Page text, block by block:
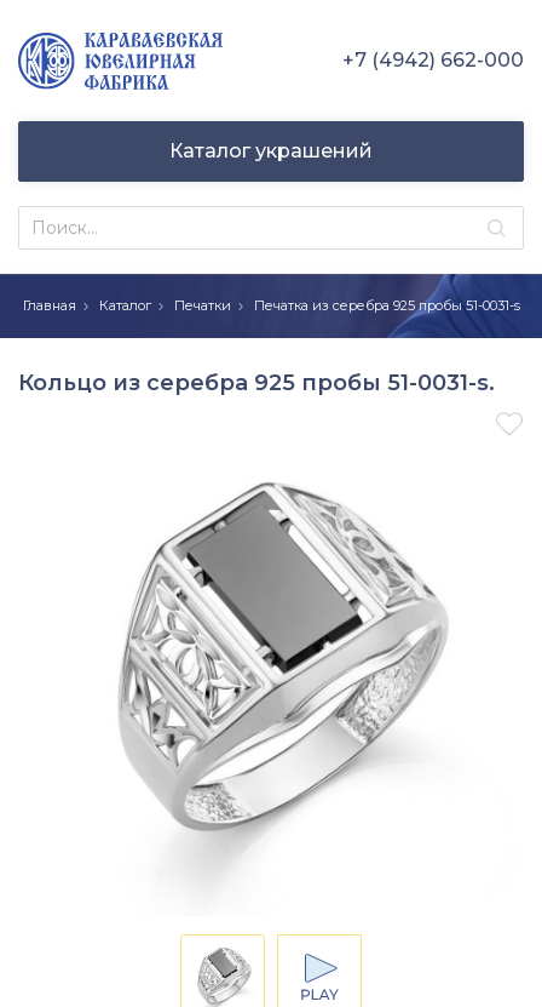
+7 (4942) 662-000
Каталог украшений
Главная Каталог Печатки Печатка из серебра 925 пробы 51-0031-s
Кольцо из серебра 925 пробы 51-0031-s.
